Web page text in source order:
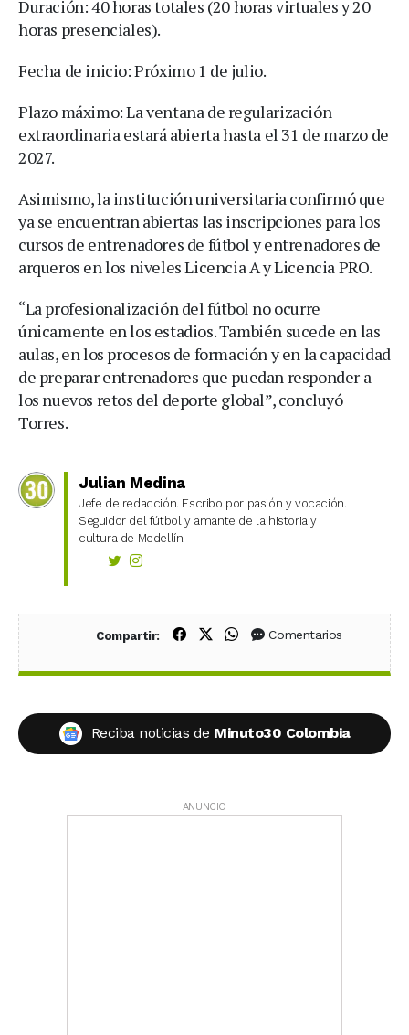
Duración: 40 horas totales (20 horas virtuales y 20
horas presenciales).
Fecha de inicio: Próximo 1 de julio.
Plazo máximo: La ventana de regularización
extraordinaria estará abierta hasta el 31 de marzo de
2027.
Asimismo, la institución universitaria confirmó que
ya se encuentran abiertas las inscripciones para los
cursos de entrenadores de fútbol y entrenadores de
arqueros en los niveles Licencia A y Licencia PRO.
“La profesionalización del fútbol no ocurre
únicamente en los estadios. También sucede en las
aulas, en los procesos de formación y en la capacidad
de preparar entrenadores que puedan responder a
los nuevos retos del deporte global”, concluyó
Torres.
Julian Medina
Jefe de redacción. Escribo por pasión y vocación.
Seguidor del fútbol y amante de la historia y
cultura de Medellín.
Compartir: Compartir en Facebook
Compartir en X (Twitter)
Compartir en WhatsApp
Comentarios
Reciba noticias de Minuto30 Colombia
ANUNCIO